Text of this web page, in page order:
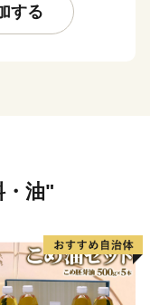
しい工芸品があり
タイプの温泉を
だき、旬の味覚、
する
・油"